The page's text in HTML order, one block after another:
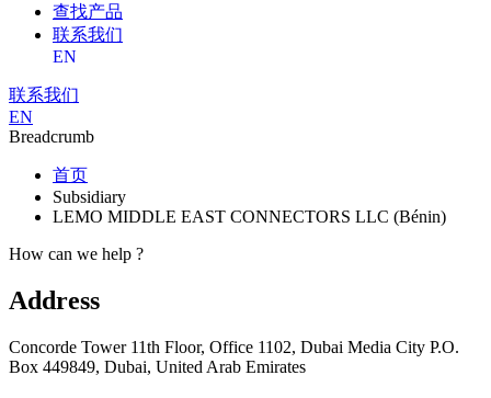
查找产品
联系我们
EN
联系我们
EN
Breadcrumb
首页
Subsidiary
LEMO MIDDLE EAST CONNECTORS LLC (Bénin)
How can we help ?
Address
Concorde Tower 11th Floor, Office 1102, Dubai Media City P.O.
Box 449849, Dubai, United Arab Emirates